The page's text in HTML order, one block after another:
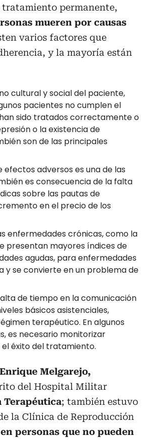
permanente,
mueren por causas
varios factores que
y la mayoría están
cultural y social del paciente,
pacientes no cumplen el
sido tratados correctamente o
o la existencia de
son de las principales
efectos adversos es una de las
es consecuencia de la falta
sobre las pautas de
en el precio de los
enfermedades crónicas, como la
presentan mayores índices de
agudas, para enfermedades
se convierte en un problema de
de tiempo en la comunicación
básicos asistenciales,
terapéutico. En algunos
es necesario monitorizar
éxito del tratamiento.
Melgarejo,
del Hospital Militar
Terapéutica; también estuvo
la Clínica de Reproducción
personas que no pueden